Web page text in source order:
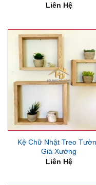
Liên Hệ
Kệ Chữ Nhật Treo
Giá Xưởng
Liên Hệ